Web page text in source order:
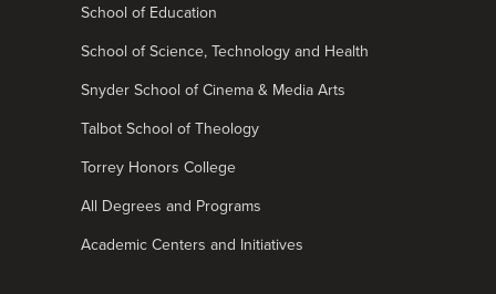
School of Education
School of Science, Technology and Health
Snyder School of Cinema & Media Arts
Talbot School of Theology
Torrey Honors College
All Degrees and Programs
Academic Centers and Initiatives